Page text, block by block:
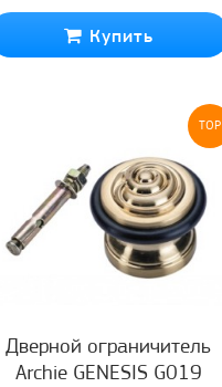
Купить
TOP
Дверной ограничитель
Archie GENESIS G019